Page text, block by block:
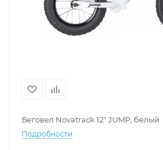
Беговел Novatrack 12" JUMP, белый
Подробности